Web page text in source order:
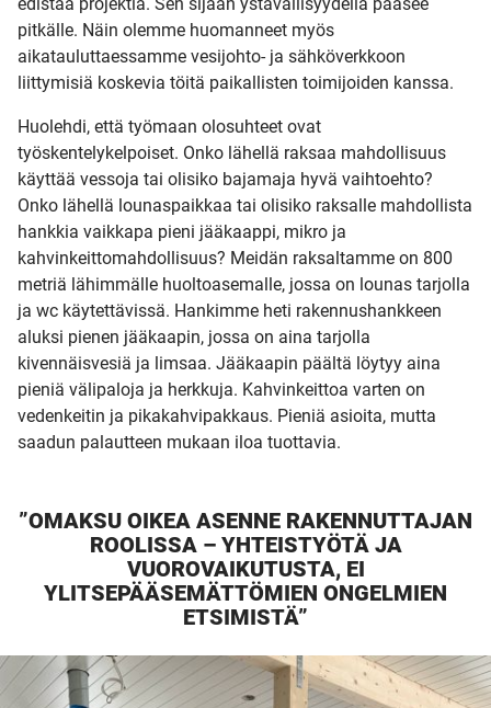
edistää projektia. Sen sijaan ystävällisyydellä pääsee
pitkälle. Näin olemme huomanneet myös
aikatauluttaessamme vesijohto- ja sähköverkkoon
liittymisiä koskevia töitä paikallisten toimijoiden kanssa.
Huolehdi, että työmaan olosuhteet ovat
työskentelykelpoiset. Onko lähellä raksaa mahdollisuus
käyttää vessoja tai olisiko bajamaja hyvä vaihtoehto?
Onko lähellä lounaspaikkaa tai olisiko raksalle mahdollista
hankkia vaikkapa pieni jääkaappi, mikro ja
kahvinkeittomahdollisuus? Meidän raksaltamme on 800
metriä lähimmälle huoltoasemalle, jossa on lounas tarjolla
ja wc käytettävissä. Hankimme heti rakennushankkeen
aluksi pienen jääkaapin, jossa on aina tarjolla
kivennäisvesiä ja limsaa. Jääkaapin päältä löytyy aina
pieniä välipaloja ja herkkuja. Kahvinkeittoa varten on
vedenkeitin ja pikakahvipakkaus. Pieniä asioita, mutta
saadun palautteen mukaan iloa tuottavia.
”OMAKSU OIKEA ASENNE RAKENNUTTAJAN
ROOLISSA – YHTEISTYÖTÄ JA
VUOROVAIKUTUSTA, EI
YLITSEPÄÄSEMÄTTÖMIEN ONGELMIEN
ETSIMISTÄ”